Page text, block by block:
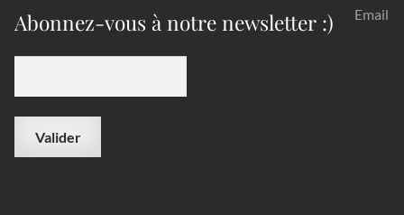
Abonnez-vous à notre newsletter :) Email